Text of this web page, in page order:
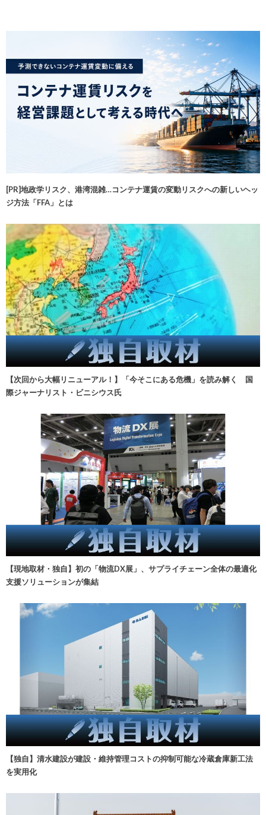
[PR]地政学リスク、港湾混雑…コンテナ運賃の変動リスクへの新しいヘッ
ジ方法「FFA」とは
【次回から大幅リニューアル！】「今そこにある危機」を読み解く 国
際ジャーナリスト・ビニシウス氏
【現地取材・独自】初の「物流DX展」、サプライチェーン全体の最適化
支援ソリューションが集結
【独自】清水建設が建設・維持管理コストの抑制可能な冷蔵倉庫新工法
を実用化